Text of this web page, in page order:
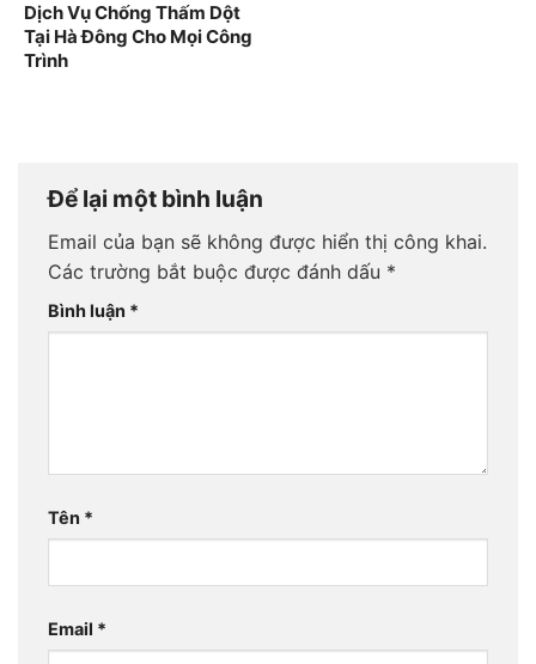
Dịch Vụ Chống Thấm Dột
Tại Hà Đông Cho Mọi Công
Trình
Để lại một bình luận
Email của bạn sẽ không được hiển thị công khai.
Các trường bắt buộc được đánh dấu *
Bình luận *
Tên *
Email *